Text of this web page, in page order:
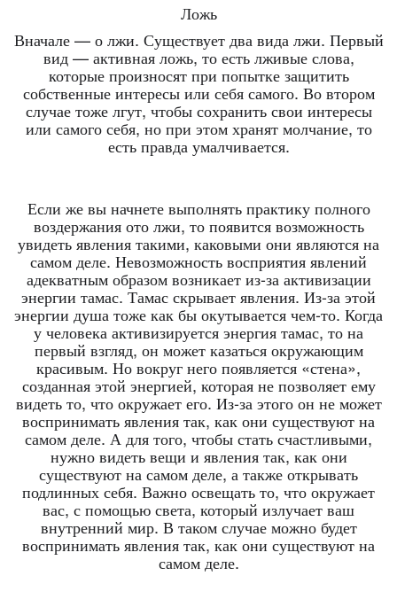
Ложь
Вначале — о лжи. Существует два вида лжи. Первый
вид — активная ложь, то есть лживые слова,
которые произносят при попытке защитить
собственные интересы или себя самого. Во втором
случае тоже лгут, чтобы сохранить свои интересы
или самого себя, но при этом хранят молчание, то
есть правда умалчивается.
Если же вы начнете выполнять практику полного
воздержания ото лжи, то появится возможность
увидеть явления такими, каковыми они являются на
самом деле. Невозможность восприятия явлений
адекватным образом возникает из-за активизации
энергии тамас. Тамас скрывает явления. Из-за этой
энергии душа тоже как бы окутывается чем-то. Когда
у человека активизируется энергия тамас, то на
первый взгляд, он может казаться окружающим
красивым. Но вокруг него появляется «стена»,
созданная этой энергией, которая не позволяет ему
видеть то, что окружает его. Из-за этого он не может
воспринимать явления так, как они существуют на
самом деле. А для того, чтобы стать счастливыми,
нужно видеть вещи и явления так, как они
существуют на самом деле, а также открывать
подлинных себя. Важно освещать то, что окружает
вас, с помощью света, который излучает ваш
внутренний мир. В таком случае можно будет
воспринимать явления так, как они существуют на
самом деле.